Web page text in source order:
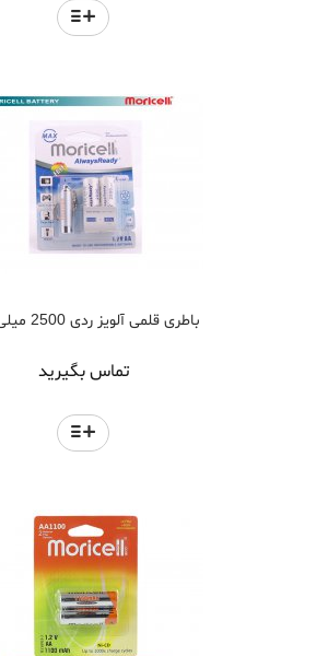
باطری قلمی آلویز ردی 2500 میلی آمپر
تماس بگیرید